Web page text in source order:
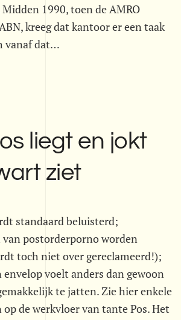
1990, toen de AMRO
kreeg dat kantoor er een taak
vanaf dat…
liegt en jokt
ziet
standaard beluisterd;
postorderporno worden
toch niet over gereclameerd!);
envelop voelt anders dan gewoon
te jatten. Zie hier enkele
de werkvloer van tante Pos. Het